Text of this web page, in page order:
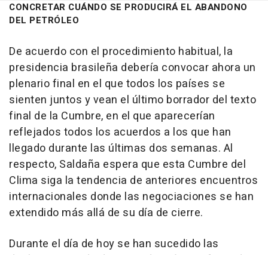
CONCRETAR CUÁNDO SE PRODUCIRÁ EL ABANDONO
DEL PETRÓLEO
De acuerdo con el procedimiento habitual, la
presidencia brasileña debería convocar ahora un
plenario final en el que todos los países se
sienten juntos y vean el último borrador del texto
final de la Cumbre, en el que aparecerían
reflejados todos los acuerdos a los que han
llegado durante las últimas dos semanas. Al
respecto, Saldaña espera que esta Cumbre del
Clima siga la tendencia de anteriores encuentros
internacionales donde las negociaciones se han
extendido más allá de su día de cierre.
Durante el día de hoy se han sucedido las